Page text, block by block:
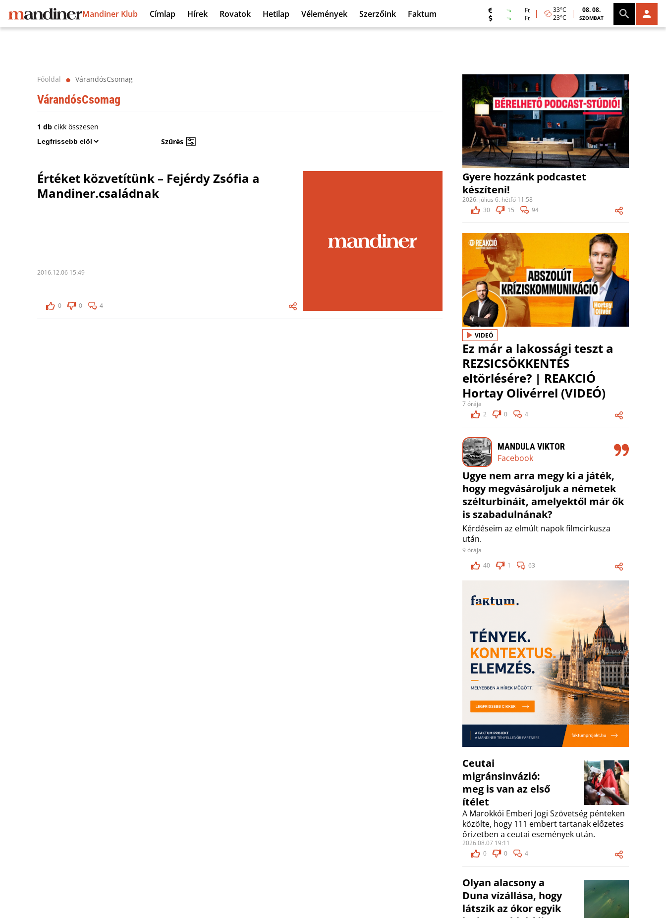
Mandiner Klub Címlap Hírek Rovatok Hetilap Vélemények Szerzőink Faktum
Ft
Ft
33°C
23°C
08. 08.
SZOMBAT
Főoldal ⬤ VárandósCsomag
VárandósCsomag
1 db cikk összesen
Szűrés
Értéket közvetítünk – Fejérdy Zsófia a
Mandiner.családnak
2016.12.06 15:49
0 0 4
Gyere hozzánk podcastet
készíteni!
2026. július 6. hétfő 11:58
30
15 94
VIDEÓ
Ez már a lakossági teszt a
REZSICSÖKKENTÉS
eltörlésére? | REAKCIÓ
Hortay Olivérrel (VIDEÓ)
7 órája
2
0 4
MANDULA VIKTOR
Facebook
Ugye nem arra megy ki a játék,
hogy megvásároljuk a németek
szélturbináit, amelyektől már ők
is szabadulnának?
Kérdéseim az elmúlt napok filmcirkusza
után.
9 órája
40
1 63
Ceutai
migránsinvázió:
meg is van az első
ítélet
A Marokkói Emberi Jogi Szövetség pénteken
közölte, hogy 111 embert tartanak előzetes
őrizetben a ceutai események után.
2026.08.07 19:11
0
0 4
Olyan alacsony a
Duna vízállása, hogy
látszik az ókor egyik